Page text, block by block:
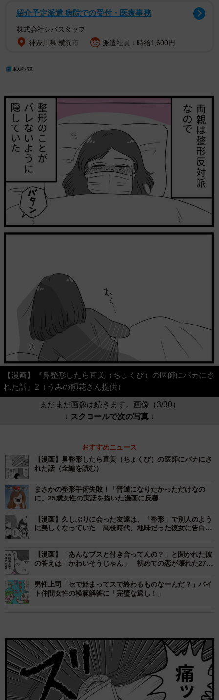
紹介予定派遣 病院での受付・医療事務
株式会社シバスタッフ
神奈川県 横浜市
派遣社員：時給1,600円
【漫画】『鼻整形したら直美（ちょくび）の医師にバカにさ
れた話』2（うみの韻花さん提供）
まだまだ画像は続きます。画像（3/30）
↓ スクロールで次の写真 ↓
おすすめニュース
【漫画】鼻整形したら直美（ちょくび）の医師にバカにさ
れた話（全編を読む）
まさかの整形手術失敗！「普通になりたかっただけなの
に」25歳女性の実話を描いた漫画に反響
【漫画】久しぶりに会った友達は、「整形」で別人のよう
に美しくなっていた 高校時代、地味だった彼女に告白さ
【漫画】「あんなブスと付き合ってんの？」と聞かれた彼
の答えは「かわいそうじゃん」 初めての恋が壊れた27歳
男性上司「セで始まってスで終わるものなーんだ？」バイ
ト仲間女性の模範解答に「完璧な返し！」